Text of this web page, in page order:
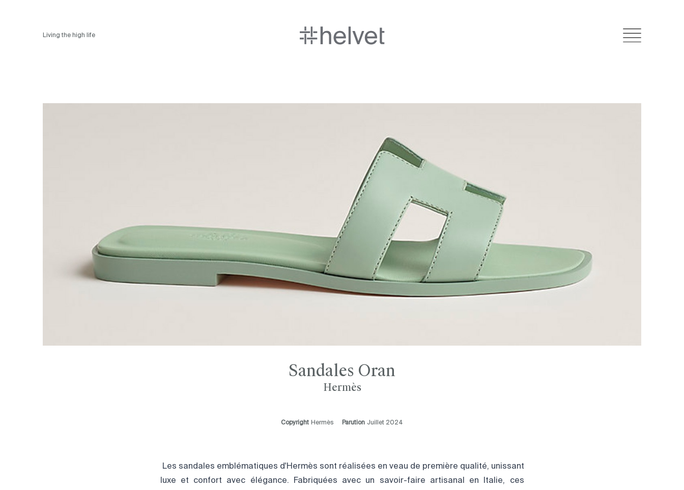
Living the high life
Sandales Oran
Hermès
Copyright Hermès Parution Juillet 2024
Les sandales emblématiques d'Hermès sont réalisées en veau de première qualité, unissant
luxe et confort avec élégance. Fabriquées avec un savoir-faire artisanal en Italie, ces